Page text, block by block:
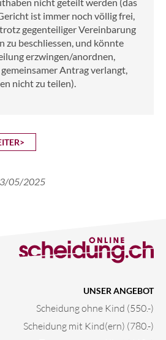
nicht geteilt werden (das
ist immer noch völlig frei,
gegenteiliger Vereinbarung
zu beschliessen, und könnte
erzwingen/anordnen,
Antrag verlangt,
nicht zu teilen).
05/2025
UNSER ANGEBOT
Scheidung ohne Kind (550.-)
Scheidung mit Kind(ern) (780.-)